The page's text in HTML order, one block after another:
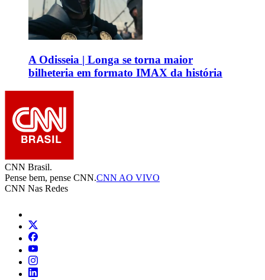
A Odisseia | Longa se torna maior
bilheteria em formato IMAX da história
CNN Brasil.
Pense bem, pense CNN.CNN AO VIVO
CNN Nas Redes